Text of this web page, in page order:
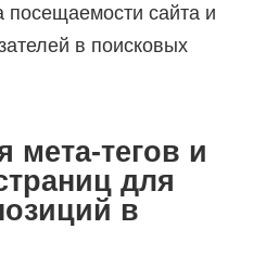
посещаемости сайта и
в поисковых
мета-тегов и
для
в